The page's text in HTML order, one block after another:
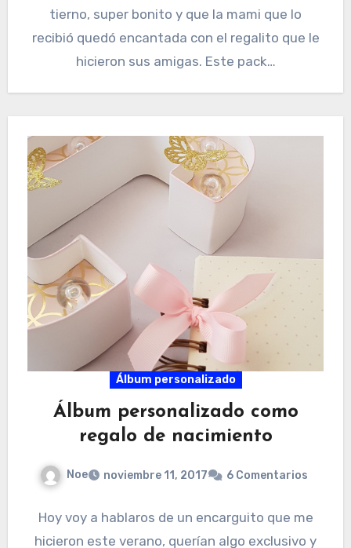
tierno, super bonito y que la mami que lo
recibió quedó encantada con el regalito que le
hicieron sus amigas. Este pack…
Álbum personalizado
Álbum personalizado como
regalo de nacimiento
Noe noviembre 11, 2017 6 Comentarios
Hoy voy a hablaros de un encarguito que me
hicieron este verano, querían algo exclusivo y